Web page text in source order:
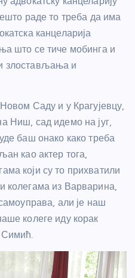
раде то треба да има
канцеларија
што се тиче мобинга и
злостављања и
Саду и у Крагујевцу,
Ниш, сад идемо на југ,
баш онако како треба
као актер тога,
који су то прихватили
колегама из Варварина,
али је наш
колеге иду корак